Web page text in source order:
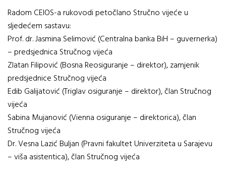
Radom CEIOS-a rukovodi petočlano Stručno vijeće u
sljedećem sastavu:
Prof. dr. Jasmina Selimović (Centralna banka BiH – guvernerka)
– predsjednica Stručnog vijeća
Zlatan Filipović (Bosna Reosiguranje – direktor), zamjenik
predsjednice Stručnog vijeća
Edib Galijatović (Triglav osiguranje – direktor), član Stručnog
vijeća
Sabina Mujanović (Vienna osiguranje – direktorica), član
Stručnog vijeća
Dr. Vesna Lazić Buljan (Pravni fakultet Univerziteta u Sarajevu
– viša asistentica), član Stručnog vijeća